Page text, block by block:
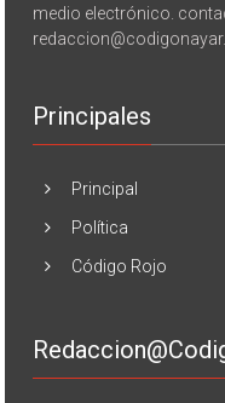
medio electrónico.
Principales
Principal
Política
Código Rojo